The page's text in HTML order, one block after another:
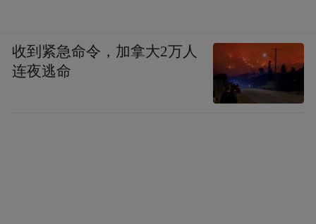
收到紧急命令，加拿大2万人
连夜逃命